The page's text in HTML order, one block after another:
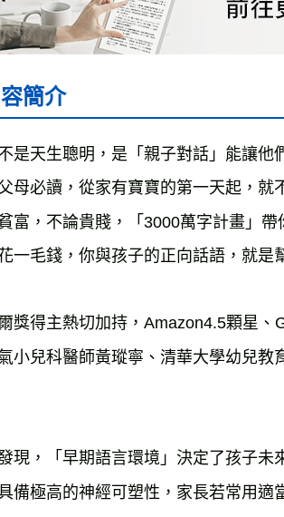
簡介
是天生聰明，是「親子對話」能讓他
母必讀，從家有寶寶的第一天起，就
富，不論貴賤，「3000萬字計畫」帶
一毛錢，你與孩子的正向話語，就是
獎得主熱切加持，Amazon4.5顆星、
小兒科醫師黃瑽寧、清華大學幼兒
現，「早期語言環境」決定了孩子未
備極高的神經可塑性，家長若常用適